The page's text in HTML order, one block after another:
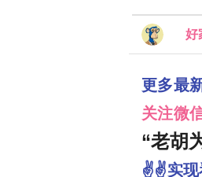
好
更多最
关注微
“老胡
✌✌实现